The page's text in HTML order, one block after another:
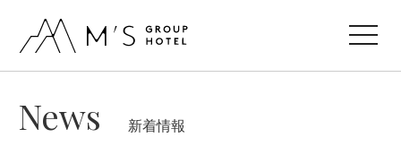
toggle
News 新着情報